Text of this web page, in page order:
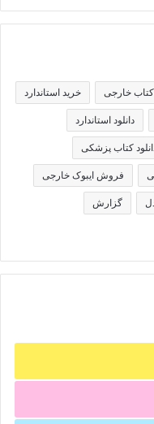
خرید استاندارد
دانلود استاندارد
کتاب پزشکی
فروش ایبوک خارجی
گزارش